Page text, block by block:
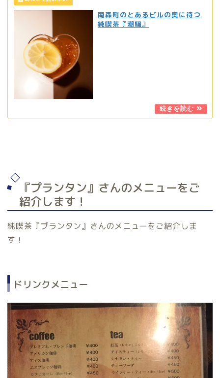
南森町のとあるビルの奥に待つ
純喫茶『潮騒』
『プランタン』さんのメニューをご
紹介します！
純喫茶『プランタン』さんのメニューをご紹介しま
す！
ドリンクメニュー